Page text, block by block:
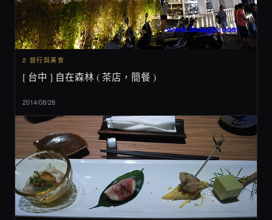
2 旅行與美食
[ 台中 ] 自在森林 ( 茶店，簡餐 )
2014/08/28